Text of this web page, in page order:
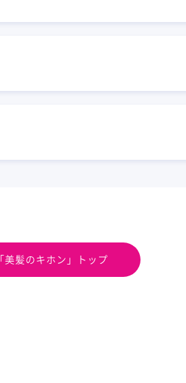
「美髪のキホン」トップ